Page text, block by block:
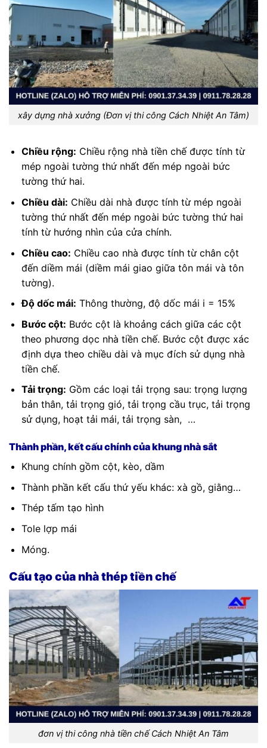
xây dựng nhà xưởng (Đơn vị thi công Cách Nhiệt An Tâm)
Chiều rộng: Chiều rộng nhà tiền chế được tính từ
mép ngoài tường thứ nhất đến mép ngoài bức
tường thứ hai.
Chiều dài: Chiều dài nhà được tính từ mép ngoài
tường thứ nhất đến mép ngoài bức tường thứ hai
tính từ hướng nhìn của cửa chính.
Chiều cao: Chiều cao nhà được tính từ chân cột
đến diềm mái (diềm mái giao giữa tôn mái và tôn
tường).
Độ dốc mái: Thông thường, độ dốc mái i = 15%
Bước cột: Bước cột là khoảng cách giữa các cột
theo phương dọc nhà tiền chế. Bước cột được xác
định dựa theo chiều dài và mục đích sử dụng nhà
tiền chế.
Tải trọng: Gồm các loại tải trọng sau: trọng lượng
bản thân, tải trọng gió, tải trọng cầu trục, tải trọng
sử dụng, hoạt tải mái, tải trọng sàn, …
Thành phần, kết cấu chính của khung nhà sắt
Khung chính gồm cột, kèo, dầm
Thành phần kết cấu thứ yếu khác: xà gồ, giằng…
Thép tấm tạo hình
Tole lợp mái
Móng.
Cấu tạo của nhà thép tiền chế
đơn vị thi công nhà tiền chế Cách Nhiệt An Tâm